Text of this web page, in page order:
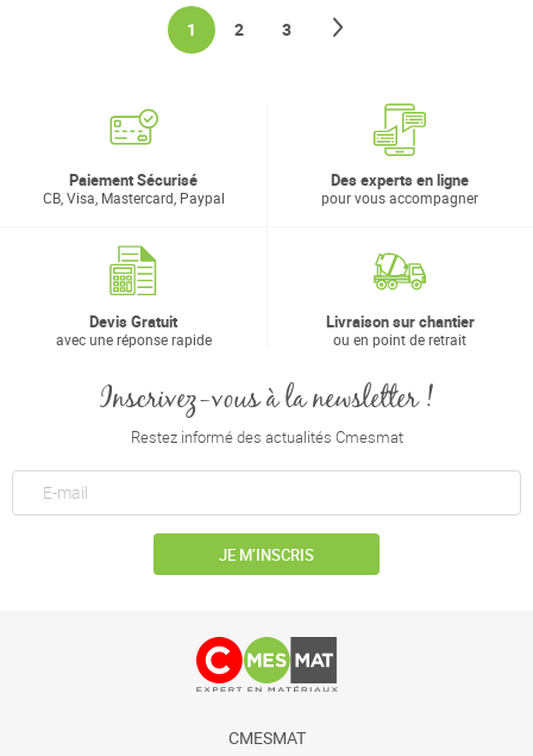
You're currently reading page
1 Page
2 Page
3
Paiement Sécurisé
CB, Visa, Mastercard, Paypal
Des experts en ligne
pour vous accompagner
Devis Gratuit
avec une réponse rapide
Livraison sur chantier
ou en point de retrait
Inscrivez-vous à la newsletter !
Restez informé des actualités Cmesmat
JE M’INSCRIS
CMESMAT